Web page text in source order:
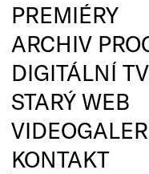
PREMIÉRY
ARCHIV
DIGITÁLNÍ
STARÝ WEB
KONTAKT